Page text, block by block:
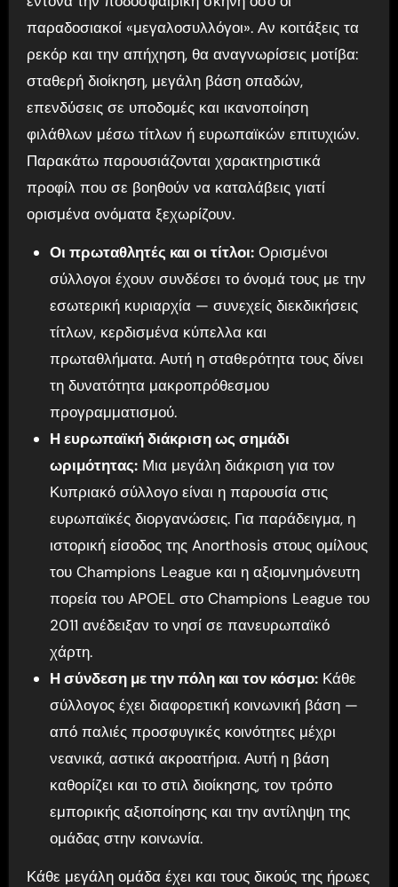
παραδοσιακοί «μεγαλοσυλλόγοι». Αν κοιτάξεις τα
ρεκόρ και την απήχηση, θα αναγνωρίσεις μοτίβα:
σταθερή διοίκηση, μεγάλη βάση οπαδών,
επενδύσεις σε υποδομές και ικανοποίηση
φιλάθλων μέσω τίτλων ή ευρωπαϊκών επιτυχιών.
Παρακάτω παρουσιάζονται χαρακτηριστικά
προφίλ που σε βοηθούν να καταλάβεις γιατί
ορισμένα ονόματα ξεχωρίζουν.
Οι πρωταθλητές και οι τίτλοι:Ορισμένοι
σύλλογοι έχουν συνδέσει το όνομά τους με την
εσωτερική κυριαρχία — συνεχείς διεκδικήσεις
τίτλων, κερδισμένα κύπελλα και
πρωταθλήματα. Αυτή η σταθερότητα τους δίνει
τη δυνατότητα μακροπρόθεσμου
προγραμματισμού.
Η ευρωπαϊκή διάκριση ως σημάδι
ωριμότητας:Μια μεγάλη διάκριση για τον
Κυπριακό σύλλογο είναι η παρουσία στις
ευρωπαϊκές διοργανώσεις. Για παράδειγμα, η
ιστορική είσοδος της Anorthosis στους ομίλους
του Champions League και η αξιομνημόνευτη
πορεία του APOEL στο Champions League του
2011 ανέδειξαν το νησί σε πανευρωπαϊκό
χάρτη.
Η σύνδεση με την πόλη και τον κόσμο:Κάθε
σύλλογος έχει διαφορετική κοινωνική βάση —
από παλιές προσφυγικές κοινότητες μέχρι
νεανικά, αστικά ακροατήρια. Αυτή η βάση
καθορίζει και το στιλ διοίκησης, τον τρόπο
εμπορικής αξιοποίησης και την αντίληψη της
ομάδας στην κοινωνία.
Κάθε μεγάλη ομάδα έχει και τους δικούς της ήρωες